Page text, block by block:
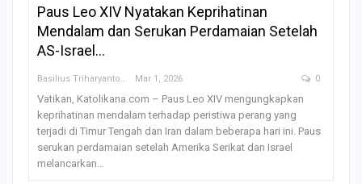
Paus Leo XIV Nyatakan Keprihatinan
Mendalam dan Serukan Perdamaian Setelah
AS-Israel…
Basilius Triharyanto Mar 1, 2026 0
Vatikan, Katolikana.com – Paus Leo XIV mengungkapkan
keprihatinan mendalam terhadap peristiwa perang yang
terjadi di Timur Tengah dan Iran dalam beberapa hari ini. Paus
serukan perdamaian setelah Amerika Serikat dan Israel
melancarkan…